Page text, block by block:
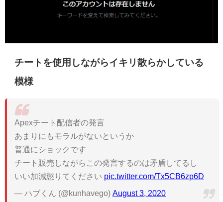
チートを使用しながらイキリ散らかしている
模様
Apexチート配信者の発言
あまりにもモラルがないというか
普通にショックです
チート販売しながらこの発言するのは矛盾してるし
いい加減懲りてください pic.twitter.com/Tx5CB6zp6D
— ハブくん (@kunhavego) August 3, 2020